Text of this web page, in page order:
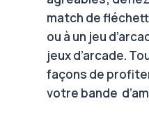
match de
ou à un jeu
jeux d’arcade.
façons de
votre bande